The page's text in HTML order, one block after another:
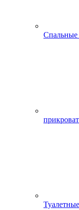
Спальные